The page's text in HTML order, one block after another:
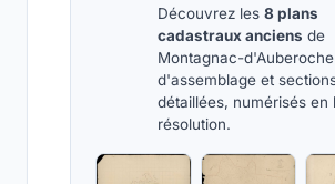
Découvrez les 8 plans
cadastraux anciens de
Montagnac-
d'assemblage et
détaillées, numérisés en
résolution.